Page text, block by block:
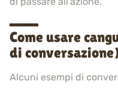
Come usare
di
Alcuni esempi di